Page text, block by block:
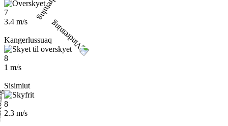
7
3.4 m/s
Kangerlussuaq
8
1 m/s
Sisimiut
8
2.3 m/s